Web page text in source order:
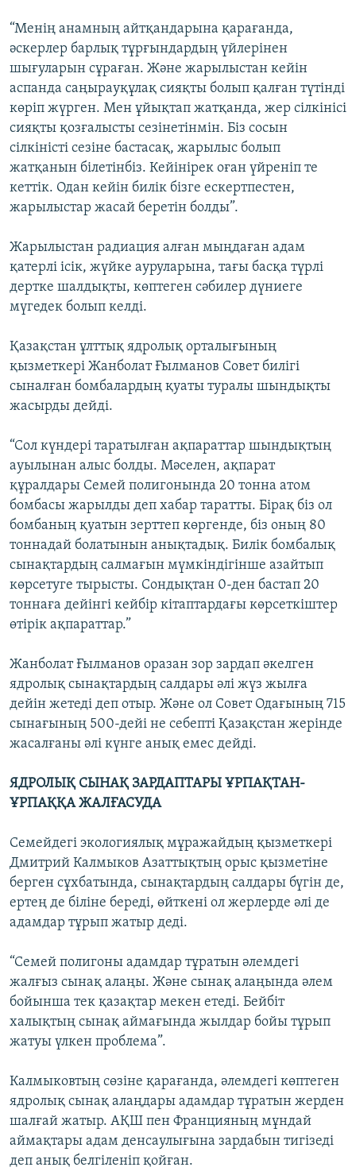
“Менің анамның айтқандарына қарағанда,
әскерлер барлық тұрғындардың үйлерінен
шығуларын сұраған. Және жарылыстан кейін
аспанда саңырауқұлақ сияқты болып қалған түтінді
көріп жүрген. Мен ұйықтап жатқанда, жер сілкінісі
сияқты қозғалысты сезінетінмін. Біз сосын
сілкіністі сезіне бастасақ, жарылыс болып
жатқанын білетінбіз. Кейінірек оған үйреніп те
кеттік. Одан кейін билік бізге ескертпестен,
жарылыстар жасай беретін болды”.
Жарылыстан радиация алған мыңдаған адам
қатерлі ісік, жүйке ауруларына, тағы басқа түрлі
дертке шалдықты, көптеген сәбилер дүниеге
мүгедек болып келді.
Қазақстан ұлттық ядролық орталығының
қызметкері Жанболат Ғылманов Совет билігі
сыналған бомбалардың қуаты туралы шындықты
жасырды дейді.
“Сол күндері таратылған ақпараттар шындықтың
ауылынан алыс болды. Мәселен, ақпарат
құралдары Семей полигонында 20 тонна атом
бомбасы жарылды деп хабар таратты. Бірақ біз ол
бомбаның қуатын зерттеп көргенде, біз оның 80
тоннадай болатынын анықтадық. Билік бомбалық
сынақтардың салмағын мүмкіндігінше азайтып
көрсетуге тырысты. Сондықтан 0-ден бастап 20
тоннаға дейінгі кейбір кітаптардағы көрсеткіштер
өтірік ақпараттар.”
Жанболат Ғылманов оразан зор зардап әкелген
ядролық сынақтардың салдары әлі жүз жылға
дейін жетеді деп отыр. Және ол Совет Одағының 715
сынағының 500-дейі не себепті Қазақстан жерінде
жасалғаны әлі күнге анық емес дейді.
ЯДРОЛЫҚ СЫНАҚ ЗАРДАПТАРЫ ҰРПАҚТАН-
ҰРПАҚҚА ЖАЛҒАСУДА
Семейдегі экологиялық мұражайдың қызметкері
Дмитрий Калмыков Азаттықтың орыс қызметіне
берген сұхбатында, сынақтардың салдары бүгін де,
ертең де біліне береді, өйткені ол жерлерде әлі де
адамдар тұрып жатыр деді.
“Семей полигоны адамдар тұратын әлемдегі
жалғыз сынақ алаңы. Және сынақ алаңында әлем
бойынша тек қазақтар мекен етеді. Бейбіт
халықтың сынақ аймағында жылдар бойы тұрып
жатуы үлкен проблема”.
Калмыковтың сөзіне қарағанда, әлемдегі көптеген
ядролық сынақ алаңдары адамдар тұратын жерден
шалғай жатыр. АҚШ пен Францияның мұндай
аймақтары адам денсаулығына зардабын тигізеді
деп анық белгіленіп қойған.